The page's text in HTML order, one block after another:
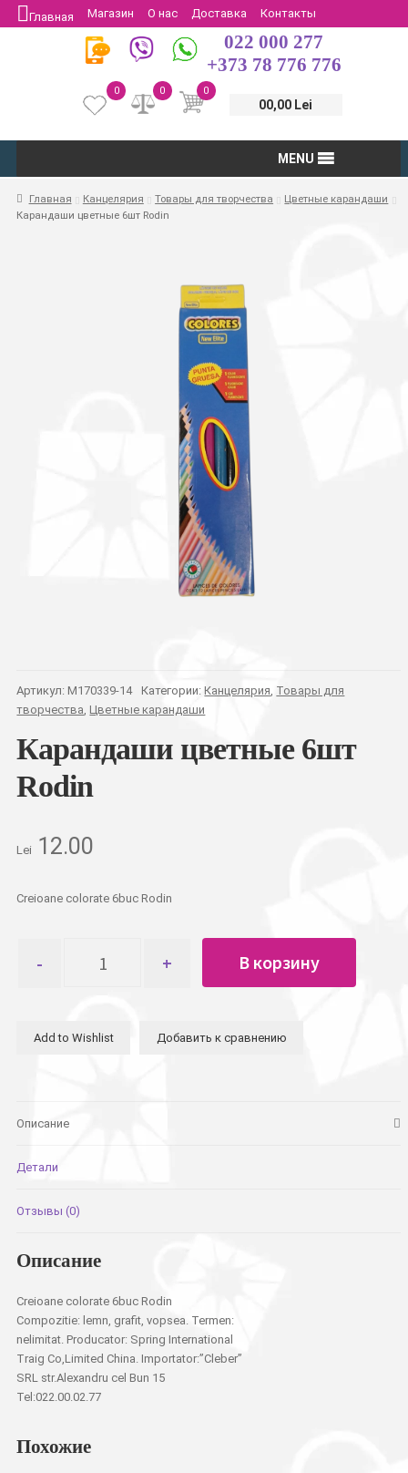
Главная Магазин О нас Доставка
Контакты
Защита потребителей
Возврат
022 000 277
+373 78 776 776
0
00,00 Lei
0
0
MENU
Главная Канцелярия Товары для творчества
Цветные карандаши
Карандаши цветные 6шт Rodin
Артикул: M170339-14 Категории:Канцелярия, Товары для
творчества, Цветные карандаши
Карандаши цветные 6шт
Rodin
Lei 12.00
Creioane colorate 6buc Rodin
товара
Rodin
В корзину
Add to Wishlist Добавить к сравнению
Описание
Детали
Отзывы (0)
Описание
Creioane colorate 6buc Rodin
Compozitie: lemn, grafit, vopsea. Termen:
nelimitat. Producator: Spring International
Traig Co,Limited China. Importator:”Cleber”
SRL str.Alexandru cel Bun 15
Tel:022.00.02.77
Похожие